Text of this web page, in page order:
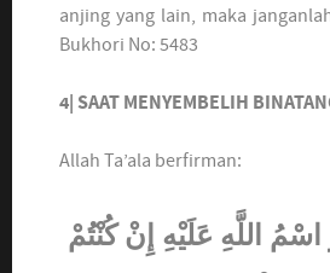
anjing yang lain, maka
Bukhori No: 5483
4| SAAT MENYEMBELIH
Allah Ta’ala berfirman:
اللَّهِ عَلَيْهِ إِنْ كُنْتُمْ